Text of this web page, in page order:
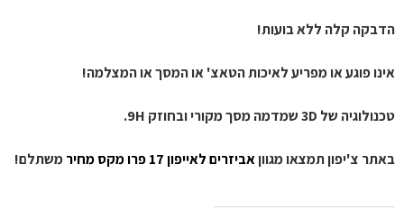
הדבקה קלה ללא בועות!
אינו פוגע או מפריע לאיכות הטאצ' או המסך או המצלמה!
טכנולוגיה של 3D שמדמה מסך מקורי ובחוזק 9H.
באתר צ'יפון תמצאו מגוון אביזרים לאייפון 17 פרו מקס מחיר משתלם!